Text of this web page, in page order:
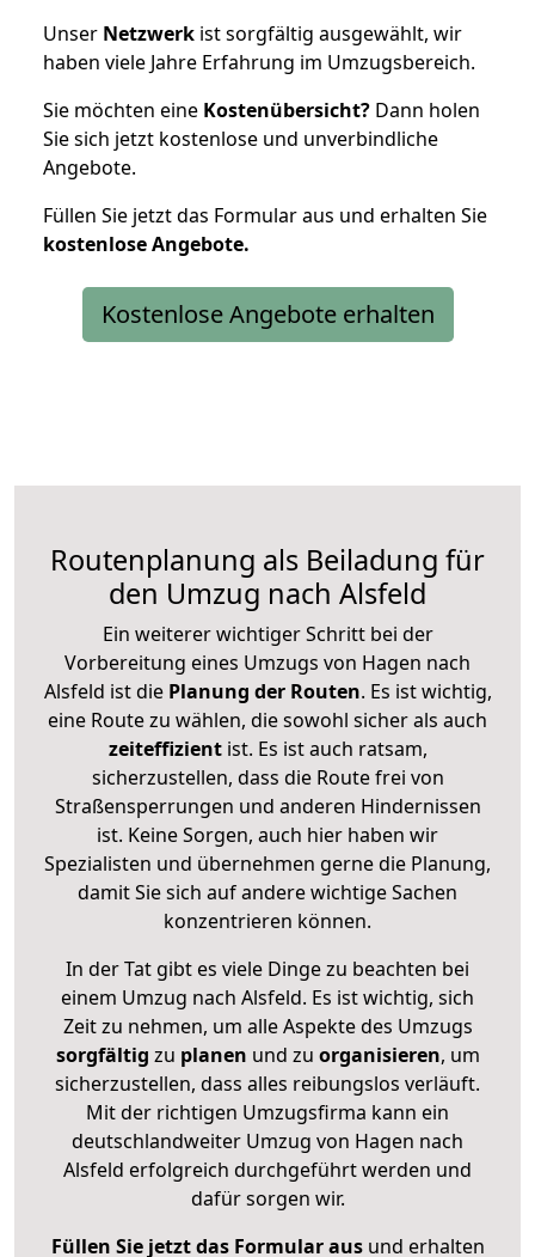
Unser Netzwerk ist sorgfältig ausgewählt, wir
haben viele Jahre Erfahrung im Umzugsbereich.
Sie möchten eine Kostenübersicht? Dann holen
Sie sich jetzt kostenlose und unverbindliche
Angebote.
Füllen Sie jetzt das Formular aus und erhalten Sie
kostenloseAngebote.
Kostenlose Angebote erhalten
Routenplanung als Beiladung für
den Umzug nach Alsfeld
Ein weiterer wichtiger Schritt bei der
Vorbereitung eines Umzugs von Hagen nach
Alsfeld ist diePlanung der Routen. Es ist wichtig,
eine Route zu wählen, die sowohl sicher als auch
zeiteffizientist. Es ist auch ratsam,
sicherzustellen, dass die Route frei von
Straßensperrungen und anderen Hindernissen
ist. Keine Sorgen, auch hier haben wir
Spezialisten und übernehmen gerne die Planung,
damit Sie sich auf andere wichtige Sachen
konzentrieren können.
In der Tat gibt es viele Dinge zu beachten bei
einem Umzug nach Alsfeld. Es ist wichtig, sich
Zeit zu nehmen, um alle Aspekte des Umzugs
sorgfältig zu planen und zu organisieren, um
sicherzustellen, dass alles reibungslos verläuft.
Mit der richtigen Umzugsfirma kann ein
deutschlandweiter Umzug von Hagen nach
Alsfeld erfolgreich durchgeführt werden und
dafür sorgen wir.
Füllen Sie jetzt das Formular ausund erhalten